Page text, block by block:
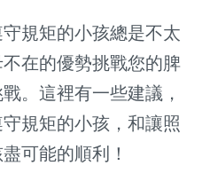
規矩的小孩總是不太
在的優勢挑戰您的脾
。這裡有一些建議，
規矩的小孩，和讓照
可能的順利！